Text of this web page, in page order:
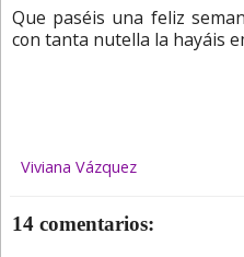
Que paséis una feliz
con tanta nutella la hayáis
Viviana Vázquez
14 comentarios: